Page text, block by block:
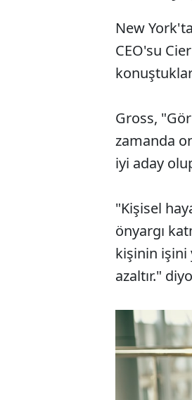
New
CEO'su
Gross,
zamanda
iyi aday
"Kişisel
önyargı
kişinin işini
azaltır."